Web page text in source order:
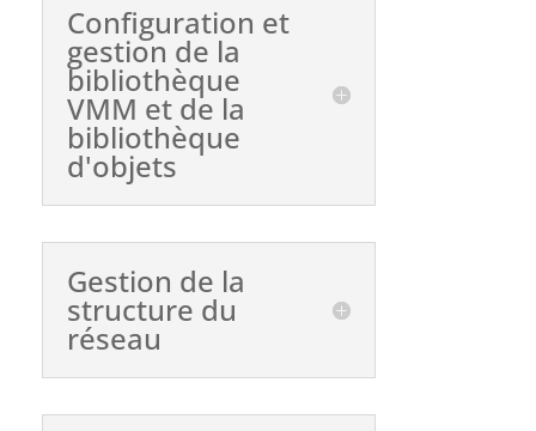
Configuration et
gestion de la
bibliothèque
VMM et de la
bibliothèque
d'objets
Gestion de la
structure du
réseau